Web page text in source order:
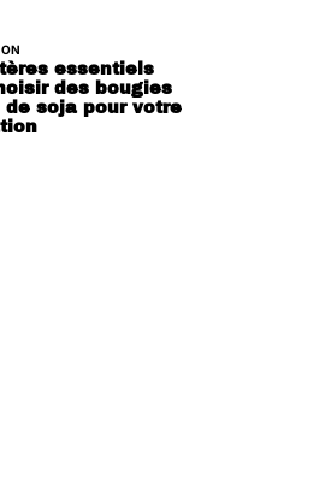
essentiels
des bougies
de soja pour votre